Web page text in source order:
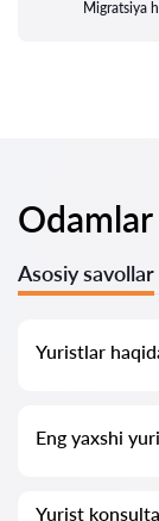
Migratsiya
Asosiy savollar
Yuristlar
to‘plangan, biz
oshirish imkoniyati
Eng yaxshi
Yurist